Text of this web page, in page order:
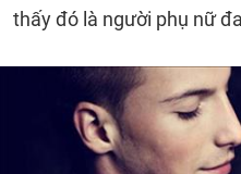
thấy đó là người phụ nữ